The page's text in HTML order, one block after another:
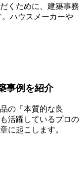
くために、建築事務
ハウスメーカーや
事例を紹介
の「本質的な良
活躍しているプロの
に起こします。